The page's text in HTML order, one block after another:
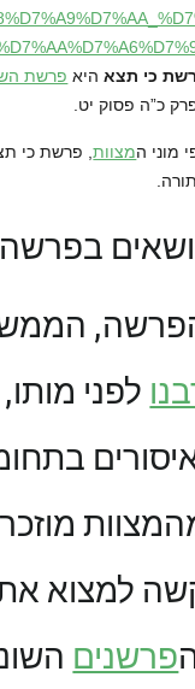
כי תצאהיא פרשת
כ”ה פסוק יט.
מוני המצוות, פרשת כי
בפרשה
לפני
למצוא את
פרשנים